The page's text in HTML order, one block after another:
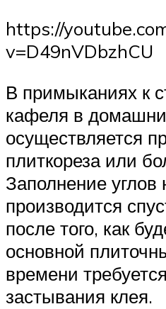
https://
v=D49nVDbzhCU
В примыканиях к
кафеля в
осуществляется
плиткореза или
Заполнение углов
производится
после того, как
основной
времени
застывания клея.